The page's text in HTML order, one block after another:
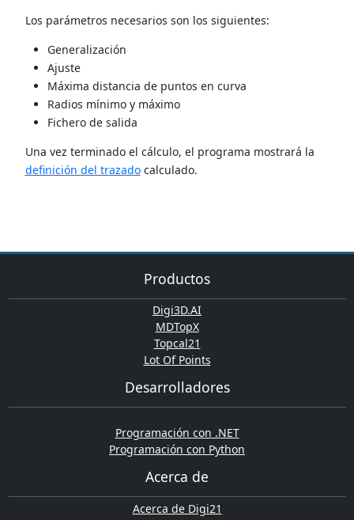
Los parámetros necesarios son los siguientes:
Generalización
Ajuste
Máxima distancia de puntos en curva
Radios mínimo y máximo
Fichero de salida
Una vez terminado el cálculo, el programa mostrará la
definición del trazadocalculado.
Productos
Digi3D.AI
MDTopX
Topcal21
Lot Of Points
Desarrolladores
Programación con .NET
Programación con Python
Acerca de
Acerca de Digi21